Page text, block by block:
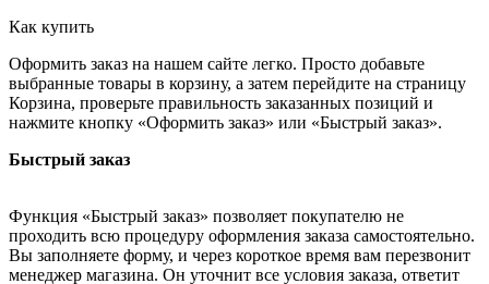
Как купить
Оформить заказ на нашем сайте легко. Просто добавьте
выбранные товары в корзину, а затем перейдите на страницу
Корзина, проверьте правильность заказанных позиций и
нажмите кнопку «Оформить заказ» или «Быстрый заказ».
Быстрый заказ
Функция «Быстрый заказ» позволяет покупателю не
проходить всю процедуру оформления заказа самостоятельно.
Вы заполняете форму, и через короткое время вам перезвонит
менеджер магазина. Он уточнит все условия заказа, ответит